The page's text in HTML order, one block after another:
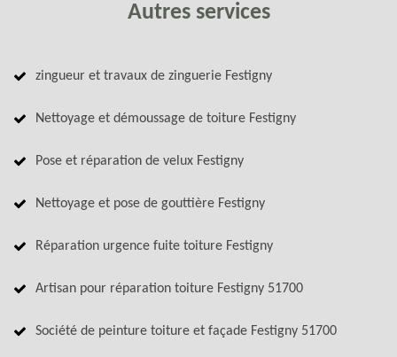
Autres services
zingueur et travaux de zinguerie Festigny
Nettoyage et démoussage de toiture Festigny
Pose et réparation de velux Festigny
Nettoyage et pose de gouttière Festigny
Réparation urgence fuite toiture Festigny
Artisan pour réparation toiture Festigny 51700
Société de peinture toiture et façade Festigny 51700